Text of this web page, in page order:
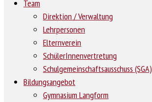
Team
Direktion / Verwaltung
Lehrpersonen
Elternverein
SchülerInnenvertretung
Schulgemeinschaftsausschuss (SGA)
Bildungsangebot
Gymnasium Langform